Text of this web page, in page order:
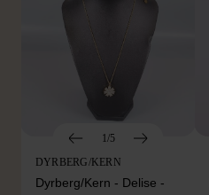
1/5
DYRBERG/KERN
Dyrberg/Kern - Delise -